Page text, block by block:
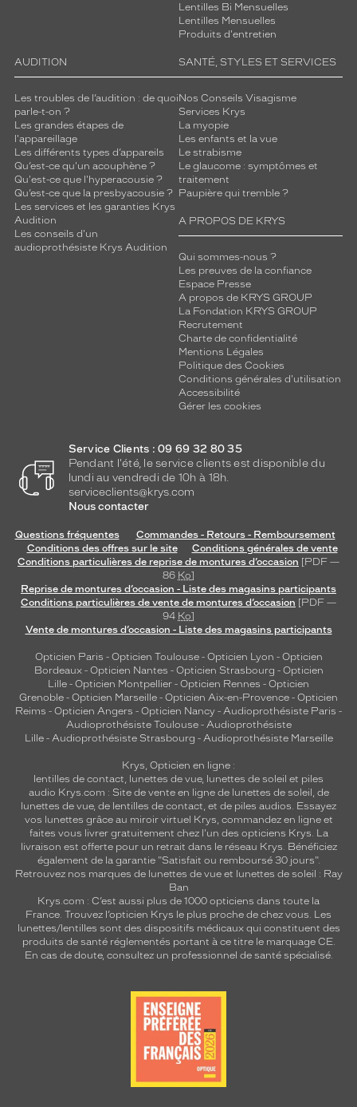
Lentilles Bi Mensuelles
Lentilles Mensuelles
Produits d'entretien
AUDITION
Les troubles de l’audition : de quoi
parle-t-on ?
Les grandes étapes de
l'appareillage
Les différents types d’appareils
Qu’est-ce qu'un acouphène ?
Qu'est-ce que l'hyperacousie ?
Qu’est-ce que la presbyacousie ?
Les services et les garanties Krys
Audition
Les conseils d'un
audioprothésiste Krys Audition
SANTÉ, STYLES ET SERVICES
Nos Conseils Visagisme
Services Krys
La myopie
Les enfants et la vue
Le strabisme
Le glaucome : symptômes et
traitement
Paupière qui tremble ?
A PROPOS DE KRYS
Qui sommes-nous ?
Les preuves de la confiance
Espace Presse
A propos de KRYS GROUP
La Fondation KRYS GROUP
Recrutement
Charte de confidentialité
Mentions Légales
Politique des Cookies
Conditions générales d'utilisation
Accessibilité
Gérer les cookies
Service Clients : 09 69 32 80 35
Pendant l'été, le service clients est disponible du
lundi au vendredi de 10h à 18h.
serviceclients@krys.com
Nous contacter
Questions fréquentes
Commandes - Retours - Remboursement
Conditions des offres sur le site
Conditions générales de vente
Conditions particulières de reprise de montures d’occasion [PDF —
86 Ko]
Reprise de montures d’occasion - Liste des magasins participants
Conditions particulières de vente de montures d’occasion [PDF —
94 Ko]
Vente de montures d’occasion - Liste des magasins participants
Opticien Paris - Opticien Toulouse- Opticien Lyon - Opticien
Bordeaux- Opticien Nantes - Opticien Strasbourg - Opticien
Lille - Opticien Montpellier - Opticien Rennes - Opticien
Grenoble - Opticien Marseille - Opticien Aix-en-Provence - Opticien
Reims - Opticien Angers - Opticien Nancy - Audioprothésiste Paris -
Audioprothésiste Toulouse- Audioprothésiste
Lille- Audioprothésiste Strasbourg - Audioprothésiste Marseille
Krys, Opticien en ligne :
lentilles de contact lunettes de vue, lunettes de soleil et piles
audio Krys.com : Site de vente en ligne de lunettes de soleil, de
lunettes de vue, de lentilles de contact , et de piles audios. Essayez
vos lunettes grâce au miroir virtuel Krys, commandez en ligne et
faites vous livrer gratuitement chez l'un des opticiens Krys. La
livraison est offerte pour un retrait dans le réseau Krys. Bénéficiez
également de la garantie "Satisfait ou remboursé 30 jours".
Retrouvez nos marques de lunettes de vue et lunettes de soleil : Ray
Ban
Krys.com : C’est aussi plus de 1000 opticiens dans toute la
France. Trouvez l’opticien Krys le plus proche de chez vous . Les
lunettes/lentilles sont des dispositifs médicaux qui constituent des
produits de santé réglementés portant à ce titre le marquage CE.
En cas de doute, consultez un professionnel de santé spécialisé.